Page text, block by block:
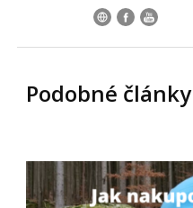
Podobné články